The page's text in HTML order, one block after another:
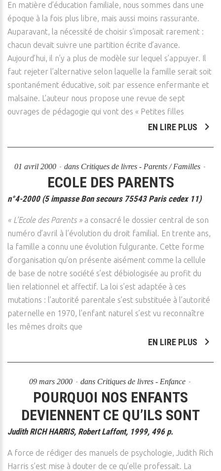
En matière d’éducation familiale, nous sommes dans une
époque à la fois plus libre, mais aussi moins rassurante.
Auparavant, la nécessité de choisir s’imposait rarement :
chacun devait suivre une partition écrite d’avance.
Aujourd’hui, il n’y a plus de modèle sur lequel s’appuyer. Il
faut rejeter l’alternative selon laquelle la famille serait soit
spontanément éducative, soit par essence enfermante et
malsaine. L’auteur nous propose une revue de sept
ouvrages de pédagogie qui vont des « Petites filles
EN LIRE PLUS
01 avril 2000 dans Critiques de livres - Parents / Familles
ECOLE DES PARENTS
n°4-2000 (5 impasse Bon secours 75543 Paris cedex 11)
« L’Ecole des Parents » a consacré le dossier central de son
numéro d’avril à l’évolution du droit familial. En trente ans,
la famille a connu une évolution fulgurante. Cette forme
d’organisation qu’on présente aisément comme la cellule
de base de notre société s’est débiologisée au profit du
lien relationnel et affectif. La loi s’est adaptée à ces
mutations : l’autorité parentale s’est substituée à l’autorité
paternelle en 1970, l’enfant naturel s’est vu reconnaître
les mêmes droits que
EN LIRE PLUS
09 mars 2000 dans Critiques de livres - Enfance
POURQUOI NOS ENFANTS
DEVIENNENT CE QU’ILS SONT
Judith RICH HARRIS, Robert Laffont, 1999, 496 p.
A force de rédiger des manuels de psychologie, Judith Rich
Harris s’est mise à douter de ce qu’elle professait. La